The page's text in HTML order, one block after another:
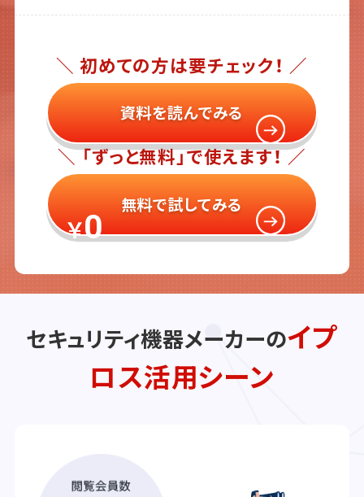
＼ 初めての方は要チェック！ ／
資料を読んでみる
＼ 「ずっと無料」で使えます！ ／
￥0
無料で試してみる
セキュリティ機器メーカーのイプ
ロス活用シーン